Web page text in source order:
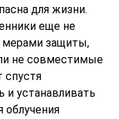
для жизни.
еще не
мерами защиты,
не совместимые
спустя
и устанавливать
облучения